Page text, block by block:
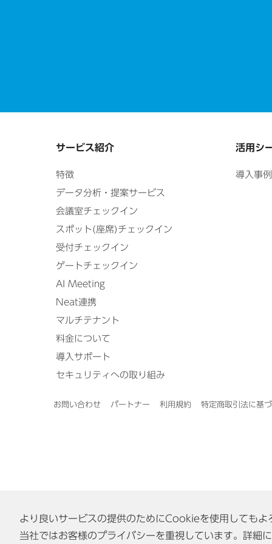
サービス紹介
特徴
データ分析・提案サービス
会議室チェックイン
スポット(座席)チェックイン
受付チェックイン
ゲートチェックイン
AI Meeting
Neat連携
マルチテナント
料金について
導入サポート
セキュリティへの取り組み
活用シ
導入事例
お問い合わせ パートナー 利用規約 特定商取引法に基
より良いサービスの提供のためにCookieを使用してもよ
当社ではお客様のプライバシーを重視しています。詳細